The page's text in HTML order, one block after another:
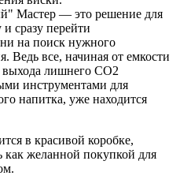
Мастер — это решение для
и сразу перейти
на поиск нужного
Ведь все, начиная от емкости
выхода лишнего СО2
инструментами для
напитка, уже находится
в красивой коробке,
как желанной покупкой для